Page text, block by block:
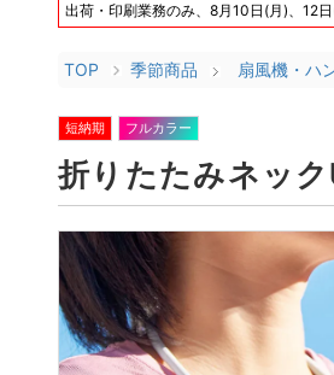
出荷・印刷業務のみ、8月10日(月)、12
TOP 季節商品 扇風機・ハ
短納期 フルカラー
折りたたみネッ